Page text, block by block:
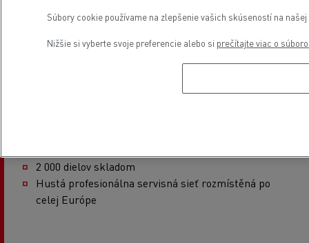
súčasťou politiky udržateľného rozvoja Renault
Dajte náhradným dielom druhú šancu!
2 000 dielov skladom
Hustá profesionálna servisná sieť rozmístěná po
celej Európe
Súbory cookie používame na zlepšenie vašich skúseností na
Nižšie si vyberte svoje preferencie alebo si prečítajte viac o